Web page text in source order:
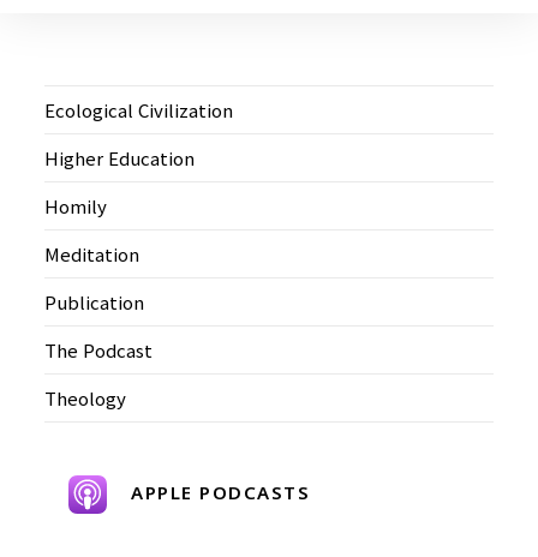
Ecological Civilization
Higher Education
Homily
Meditation
Publication
The Podcast
Theology
APPLE PODCASTS